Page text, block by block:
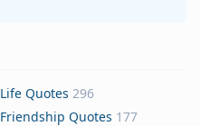
Life Quotes 296
Friendship Quotes 177